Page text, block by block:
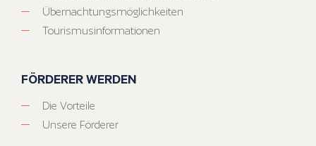
Übernachtungsmöglichkeiten
Tourismusinformationen
FÖRDERER WERDEN
Die Vorteile
Unsere Förderer